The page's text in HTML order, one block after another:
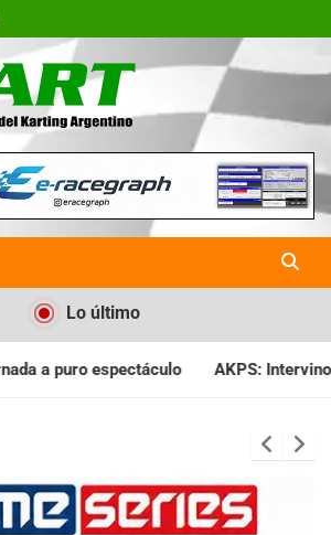
| La Revista
del Karting en
Lo último
AKPS: Intervino la IGJ y oficializó el